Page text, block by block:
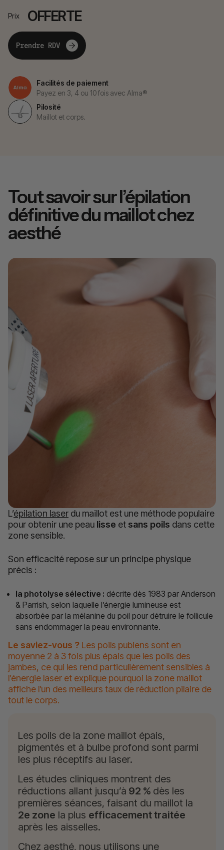
Prix OFFERTE
Prendre RDV
Facilités de paiement
Payez en 3, 4 ou 10 fois avec Alma®
Pilosité
Maillot et corps.
Tout savoir sur l’épilation
définitive du maillot chez
aesthé
L’épilation laser du maillot est une méthode populaire
pour obtenir une peau lisse et sans poils dans cette
zone sensible.
Son efficacité repose sur un principe physique
précis :
la photolyse sélective : décrite dès 1983 par Anderson
& Parrish, selon laquelle l’énergie lumineuse est
absorbée par la mélanine du poil pour détruire le follicule
sans endommager la peau environnante.
Le saviez-vous ? Les poils pubiens sont en
moyenne 2 à 3 fois plus épais que les poils des
jambes, ce qui les rend particulièrement sensibles à
l’énergie laser et explique pourquoi la zone maillot
affiche l’un des meilleurs taux de réduction pilaire de
tout le corps.
Les poils de la zone maillot épais,
pigmentés et à bulbe profond sont parmi
les plus réceptifs au laser.
Les études cliniques montrent des
réductions allant jusqu’à 92 % dès les
premières séances, faisant du maillot la
2e zone la plus efficacement traitée
après les aisselles.
Chez aesthé, nous utilisons une